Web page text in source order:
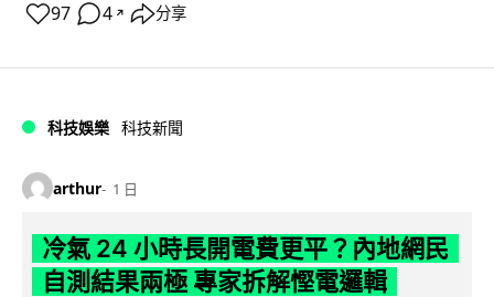
97 4 ↗ 分享
科技娛樂 科技新聞
arthur 1 日
冷氣 24 小時長開電費更平？內地網民
自測結果兩極 專家拆解慳電邏輯